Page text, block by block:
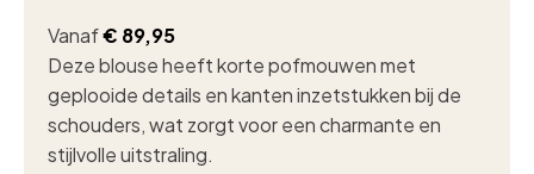
Vanaf€ 89,95
Deze blouse heeft korte pofmouwen met
geplooide details en kanten inzetstukken bij de
schouders, wat zorgt voor een charmante en
stijlvolle uitstraling.